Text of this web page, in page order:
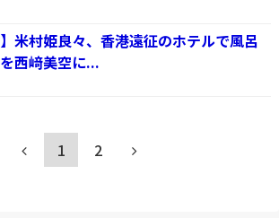
】米村姫良々、香港遠征のホテルで風呂
西﨑美空に...
1 2